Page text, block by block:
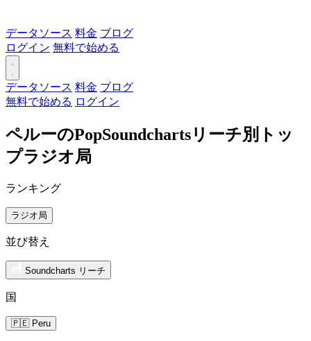
データソース 料金 ブログ
ログイン 無料で始める
データソース 料金 ブログ
無料で始める ログイン
ペルーのPopSoundchartsリーチ別トッ
プラジオ局
ランキング
ラジオ局
並び替え
Soundcharts リーチ
国
🇵🇪 Peru